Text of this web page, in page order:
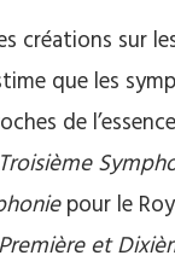
créations sur
que les
de
Troisième
pour le
Première et